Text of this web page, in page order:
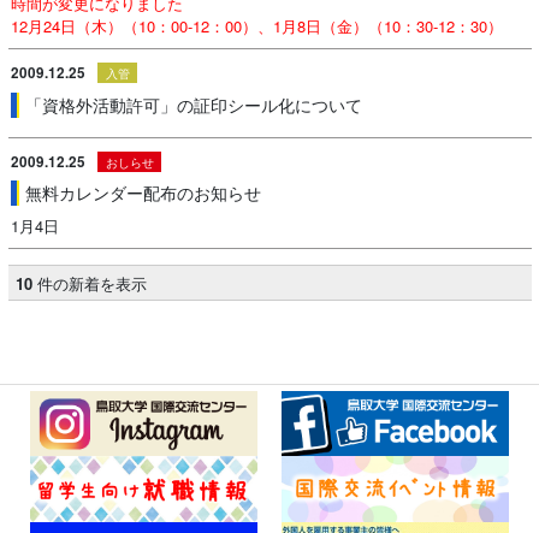
12月24日（木）（10：00-12：00）、1月8日（金）（10：30-12：30）
2009.12.25 入管
「資格外活動許可」の証印シール化について
2009.12.25 おしらせ
無料カレンダー配布のお知らせ
1月4日
10 件の新着を表示